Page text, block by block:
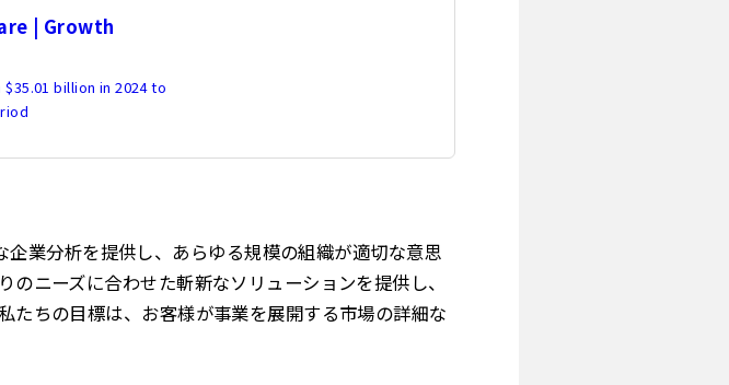
| Growth
billion in 2024 to
業分析を提供し、あらゆる規模の組織が適切な意思
ニーズに合わせた斬新なソリューションを提供し、
たちの目標は、お客様が事業を展開する市場の詳細な